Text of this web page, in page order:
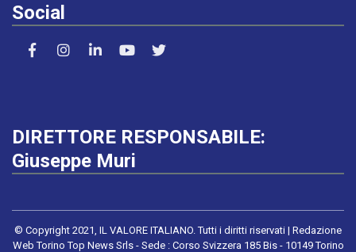
Social
DIRETTORE RESPONSABILE:
Giuseppe Muri
© Copyright 2021, IL VALORE ITALIANO. Tutti i diritti riservati | Redazione
Web Torino Top News Srls - Sede : Corso Svizzera 185 Bis - 10149 Torino